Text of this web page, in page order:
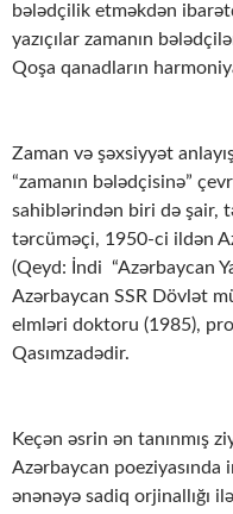
bələdçilik etməkdən
yazıçılar zamanın
Qoşa qanadların
Zaman və şəxsiyyət
“zamanın bələdçisinə”
sahiblərindən biri də şair,
tərcüməçi, 1950-ci ildən
(Qeyd: İndi “Azərbaycan
Azərbaycan SSR Dövlət
elmləri doktoru (1985),
Qasımzadədir.
Keçən əsrin ən tanınmış
Azərbaycan poeziyasında
ənənəyə sadiq orjinallığı